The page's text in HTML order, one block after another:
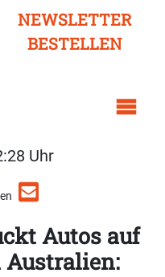
NEWSLETTER
BESTELLEN
Uhr
Autos auf